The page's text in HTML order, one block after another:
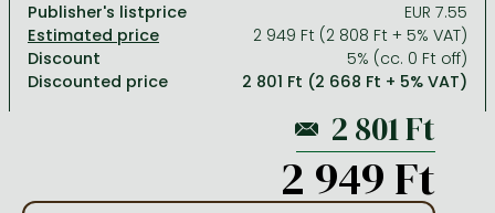
One Piece manga
Vagabond manga
Ana Huang books
Stephen King books
Péter Nádas books
Travel
Bessel van der Kolk books
Dian Fossey books
Reference works, encyclopedias
Religion
Social sciences
Richard Dawkins books
Publisher's listprice
EUR 7.55
2 949 Ft (2 808 Ft + 5% VAT)
Discount
5% (cc. 0 Ft off)
Discounted price
2 801 Ft (2 668 Ft + 5% VAT)
2 949 Ft